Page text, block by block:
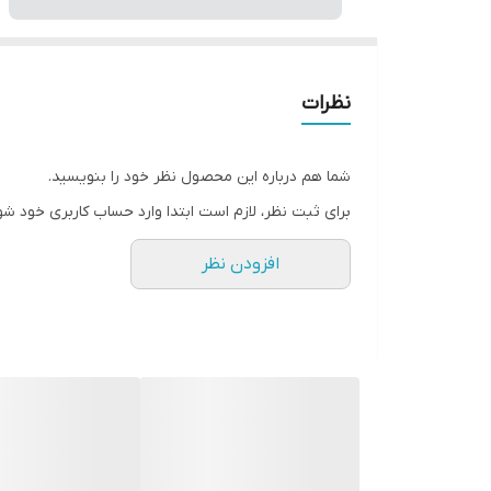
نظرات
شما هم درباره این محصول نظر خود را بنویسید.
برای ثبت نظر، لازم است ابتدا وارد حساب کاربری خود
افزودن نظر